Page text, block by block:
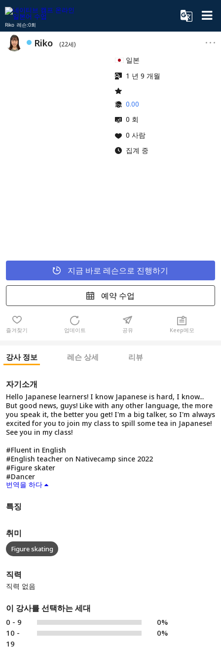
Riko 레슨:0회
Riko (22세)
일본
1 년 9 개월
0.00
0 회
0 사람
집계 중
지금 바로 레슨으로 진행하기
예약 수업
즐겨찾기 업데이트 공유 Keep메모
강사 정보 레슨 상세 리뷰
자기소개
Hello Japanese learners! I know Japanese is hard, I know...
But good news, guys! Like with any other language, the more
you speak it, the better you get! I'm a big talker, so I'm always
excited for you to join my class to spill some tea in Japanese!
See you in my class!
#Fluent in English
#English teacher on Nativecamp since 2022
#Figure skater
#Dancer
번역을 하다
특징
취미
Figure skating
직력
직력 없음
이 강사를 선택하는 세대
0 - 9
0%
10 -
19
0%